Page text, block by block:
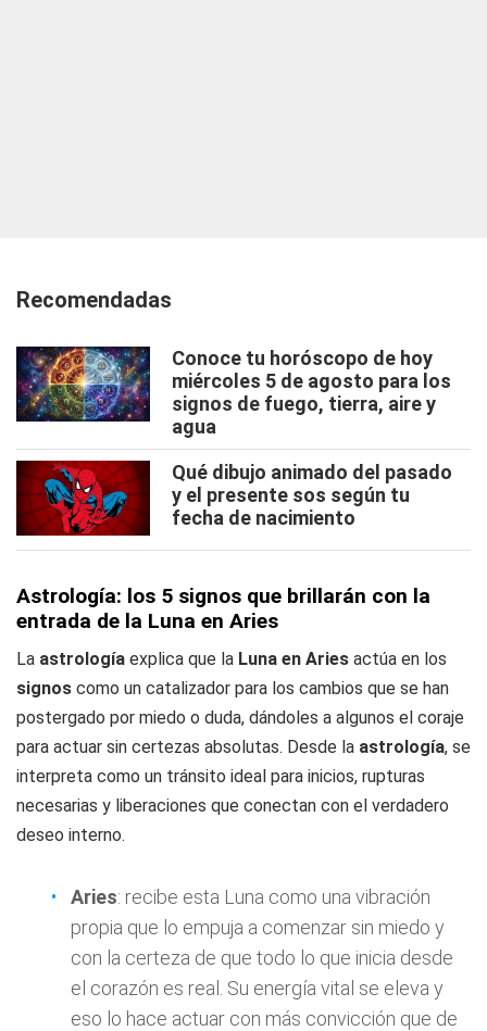
Recomendadas
Conoce tu horóscopo de hoy
miércoles 5 de agosto para los
signos de fuego, tierra, aire y
agua
Qué dibujo animado del pasado
y el presente sos según tu
fecha de nacimiento
Astrología: los 5 signos que brillarán con la
entrada de la Luna en Aries
La astrología explica que la Luna en Aries actúa en los
signos como un catalizador para los cambios que se han
postergado por miedo o duda, dándoles a algunos el coraje
para actuar sin certezas absolutas. Desde la astrología, se
interpreta como un tránsito ideal para inicios, rupturas
necesarias y liberaciones que conectan con el verdadero
deseo interno.
Aries: recibe esta Luna como una vibración
propia que lo empuja a comenzar sin miedo y
con la certeza de que todo lo que inicia desde
el corazón es real. Su energía vital se eleva y
eso lo hace actuar con más convicción que de